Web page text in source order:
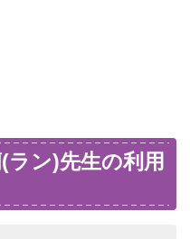
ン)先生の利用